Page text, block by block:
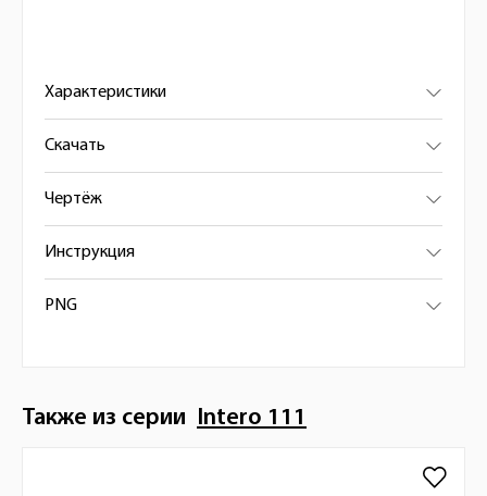
Характеристики
Скачать
Чертёж
Инструкция
PNG
Также из серии Intero 111